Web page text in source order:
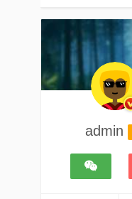
admin